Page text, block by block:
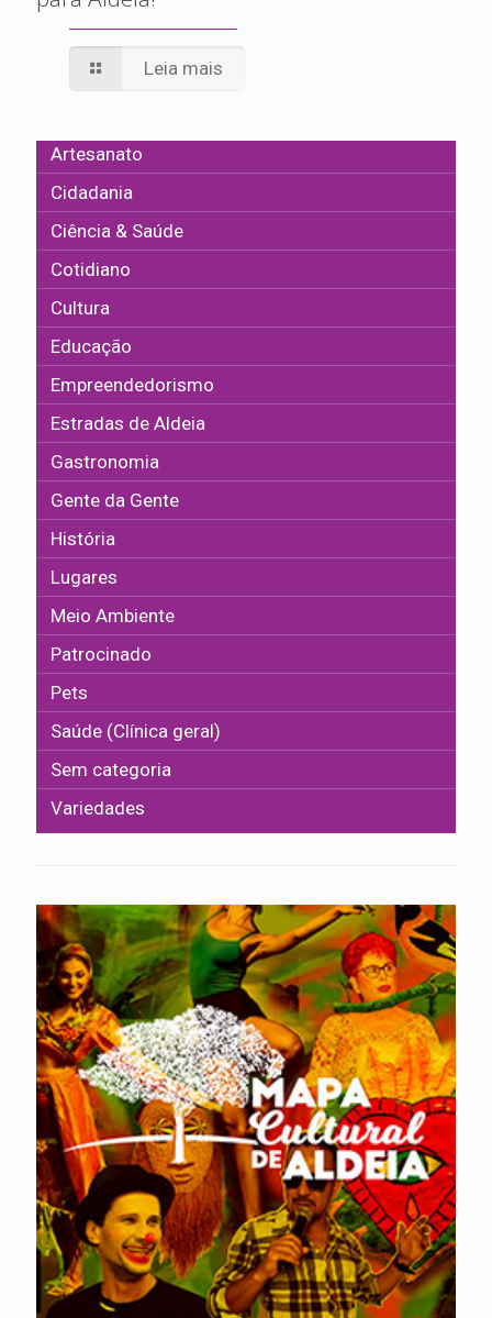
Leia mais
Artesanato
Cidadania
Ciência & Saúde
Cotidiano
Cultura
Educação
Empreendedorismo
Estradas de Aldeia
Gastronomia
Gente da Gente
História
Lugares
Meio Ambiente
Patrocinado
Pets
Saúde (Clínica geral)
Sem categoria
Variedades